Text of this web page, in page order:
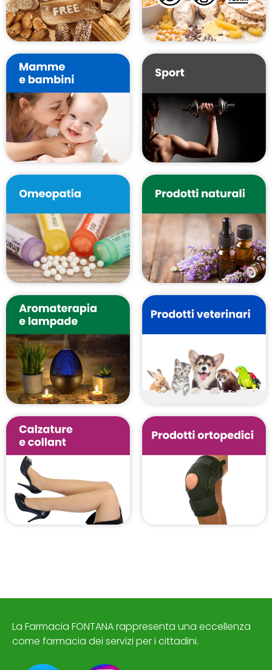
La Farmacia FONTANA rappresenta una eccellenza
come farmacia dei servizi per i cittadini.